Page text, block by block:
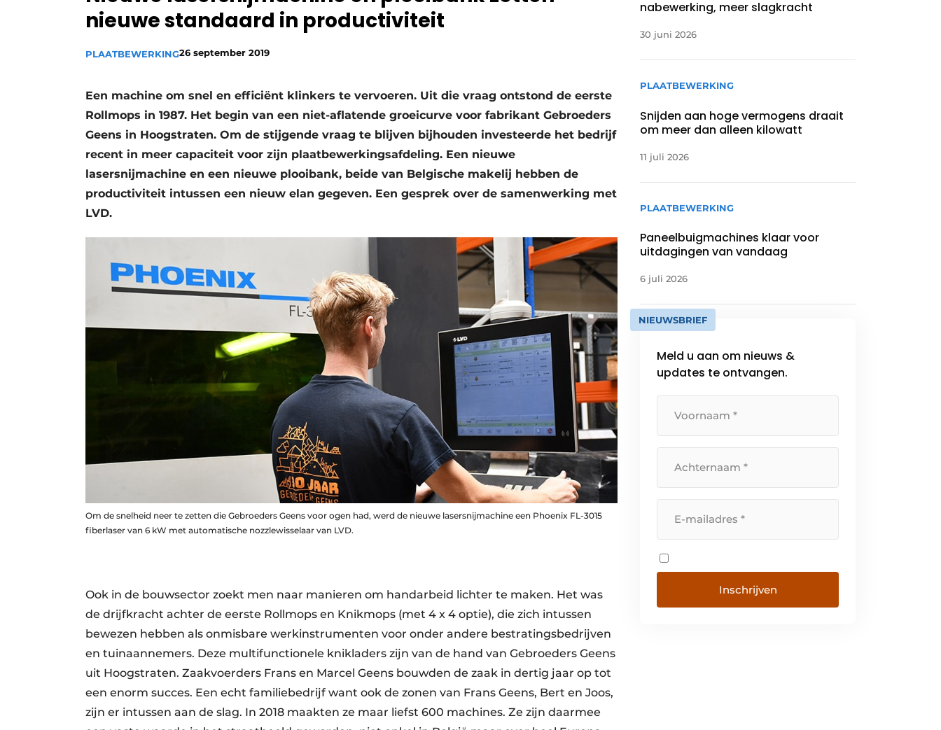
Vacature aanmelden
nieuwe standaard in productiviteit
PLAATBEWERKING26 september 2019
Een machine om snel en efficiënt klinkers te vervoeren. Uit die vraag ontstond de eerste
Rollmops in 1987. Het begin van een niet-aflatende groeicurve voor fabrikant Gebroeders
Geens in Hoogstraten. Om de stijgende vraag te blijven bijhouden investeerde het bedrijf
recent in meer capaciteit voor zijn plaatbewerkingsafdeling. Een nieuwe
lasersnijmachine en een nieuwe plooibank, beide van Belgische makelij hebben de
productiviteit intussen een nieuw elan gegeven. Een gesprek over de samenwerking met
LVD.
Om de snelheid neer te zetten die Gebroeders Geens voor ogen had, werd de nieuwe lasersnijmachine een Phoenix FL-3015
fiberlaser van 6 kW met automatische nozzlewisselaar van LVD.
Ook in de bouwsector zoekt men naar manieren om handarbeid lichter te maken. Het was
de drijfkracht achter de eerste Rollmops en Knikmops (met 4 x 4 optie), die zich intussen
bewezen hebben als onmisbare werkinstrumenten voor onder andere bestratingsbedrijven
en tuinaannemers. Deze multifunctionele knikladers zijn van de hand van Gebroeders Geens
uit Hoogstraten. Zaakvoerders Frans en Marcel Geens bouwden de zaak in dertig jaar op tot
een enorm succes. Een echt familiebedrijf want ook de zonen van Frans Geens, Bert en Joos,
zijn er intussen aan de slag. In 2018 maakten ze maar liefst 600 machines. Ze zijn daarmee
nabewerking, meer slagkracht
30 juni 2026
PLAATBEWERKING
Snijden aan hoge vermogens draait
om meer dan alleen kilowatt
11 juli 2026
PLAATBEWERKING
Paneelbuigmachines klaar voor
uitdagingen van vandaag
6 juli 2026
NIEUWSBRIEF
Meld u aan om nieuws &
updates te ontvangen.